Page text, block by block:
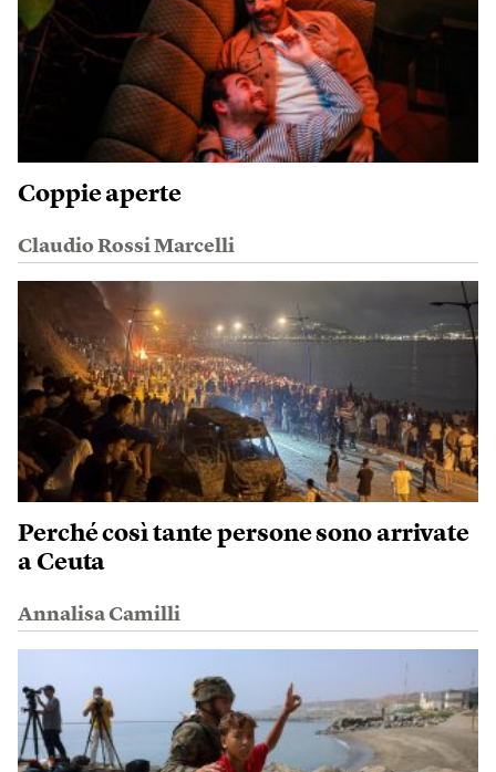
Coppie aperte
Claudio Rossi Marcelli
Perché così tante persone sono arrivate
a Ceuta
Annalisa Camilli